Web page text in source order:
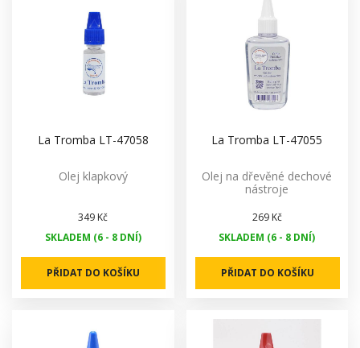
La Tromba LT-47058
Olej klapkový
349 Kč
SKLADEM (6 - 8 DNÍ)
PŘIDAT DO KOŠÍKU
La Tromba LT-47055
Olej na dřevěné dechové
nástroje
269 Kč
SKLADEM (6 - 8 DNÍ)
PŘIDAT DO KOŠÍKU